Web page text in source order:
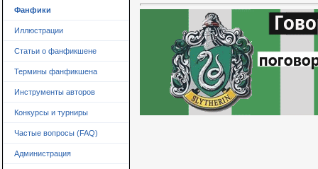
Фанфики
Иллюстрации
Статьи о фанфикшене
Термины фанфикшена
Инструменты авторов
Конкурсы и турниры
Частые вопросы (FAQ)
Администрация